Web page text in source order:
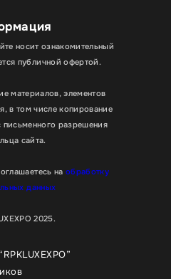
носит ознакомительный
публичной офертой.
материалов, элементов
в том числе копирование
письменного разрешения
сайта.
на обработку
данных
2025.